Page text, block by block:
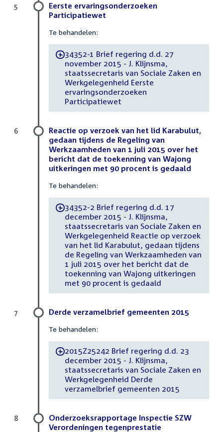
Eerste ervaringsonderzoeken
Participatiewet
Te behandelen:
-34352-1 Brief regering d.d. 27
november 2015 - J. Klijnsma,
staatssecretaris van Sociale Zaken en
Werkgelegenheid Eerste
ervaringsonderzoeken
Participatiewet
5
Reactie op verzoek van het lid Karabulut,
gedaan tijdens de Regeling van
Werkzaamheden van 1 juli 2015 over het
bericht dat de toekenning van Wajong
uitkeringen met 90 procent is gedaald
Te behandelen:
-34352-2 Brief regering d.d. 17
december 2015 - J. Klijnsma,
staatssecretaris van Sociale Zaken en
Werkgelegenheid Reactie op verzoek
van het lid Karabulut, gedaan tijdens
de Regeling van Werkzaamheden van
1 juli 2015 over het bericht dat de
toekenning van Wajong uitkeringen
met 90 procent is gedaald
6
Derde verzamelbrief gemeenten 2015
Te behandelen:
-2015Z25242 Brief regering d.d. 23
december 2015 - J. Klijnsma,
staatssecretaris van Sociale Zaken en
Werkgelegenheid Derde
verzamelbrief gemeenten 2015
7
Onderzoeksrapportage Inspectie SZW
Verordeningen tegenprestatie
8